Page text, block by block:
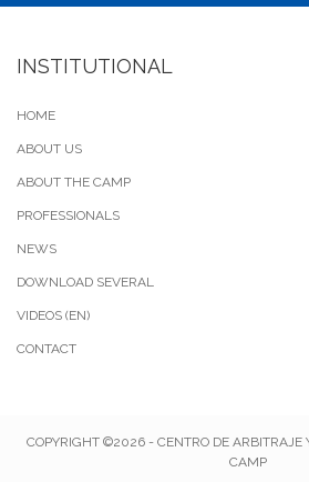
INSTITUTIONAL
HOME
ABOUT US
ABOUT THE CAMP
PROFESSIONALS
NEWS
DOWNLOAD SEVERAL
VIDEOS (EN)
CONTACT
COPYRIGHT ©2026 - CENTRO DE ARBITRAJE
CAMP